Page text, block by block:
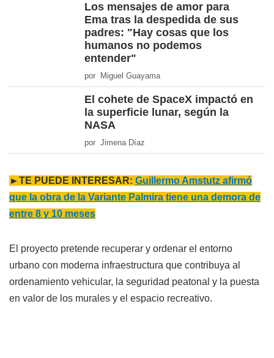
Los mensajes de amor para
Ema tras la despedida de sus
padres: "Hay cosas que los
humanos no podemos
entender"
por Miguel Guayama
El cohete de SpaceX impactó en
la superficie lunar, según la
NASA
por Jimena Díaz
►TE PUEDE INTERESAR: Guillermo Amstutz afirmó
que la obra de la Variante Palmira tiene una demora de
entre 8 y 10 meses
El proyecto pretende recuperar y ordenar el entorno
urbano con moderna infraestructura que contribuya al
ordenamiento vehicular, la seguridad peatonal y la puesta
en valor de los murales y el espacio recreativo.